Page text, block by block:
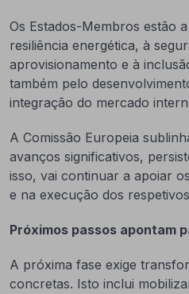
Os Estados-Membros estão
resiliência energética, à
aprovisionamento e à
também pelo
integração do mercado
A Comissão Europeia
avanços significativos,
isso, vai continuar a apoiar
e na execução dos
Próximos passos apontam
A próxima fase exige
concretas. Isto inclui